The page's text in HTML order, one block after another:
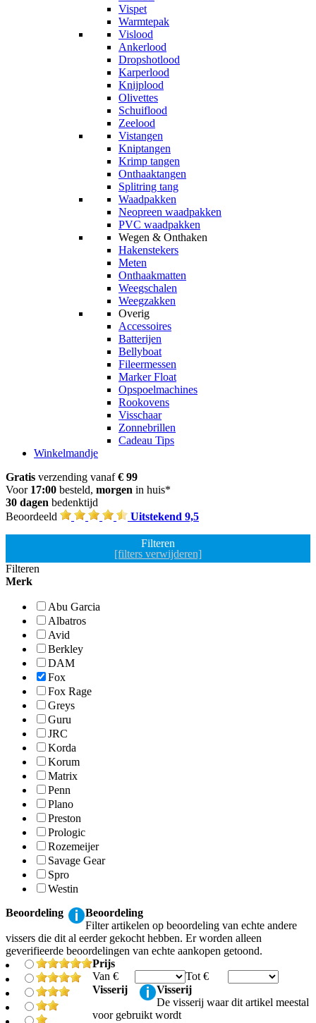
Vispet
Warmtepak
Vislood
Ankerlood
Dropshotlood
Karperlood
Knijplood
Olivettes
Schuiflood
Zeelood
Vistangen
Kniptangen
Krimp tangen
Onthaaktangen
Splitring tang
Waadpakken
Neopreen waadpakken
PVC waadpakken
Wegen & Onthaken
Hakenstekers
Meten
Onthaakmatten
Weegschalen
Weegzakken
Overig
Accessoires
Batterijen
Bellyboat
Fileermessen
Marker Float
Opspoelmachines
Rookovens
Visschaar
Zonnebrillen
Cadeau Tips
Winkelmandje
Gratis verzending vanaf€ 99
Voor 17:00 besteld, morgen in huis*
30 dagen bedenktijd
Beoordeeld
Uitstekend 9,5
Filteren
[filters verwijderen]
Filteren
Merk
Abu Garcia
Albatros
Avid
Berkley
DAM
Fox
Fox Rage
Greys
Guru
JRC
Korda
Korum
Matrix
Penn
Plano
Preston
Prologic
Rozemeijer
Savage Gear
Spro
Westin
Beoordeling
Beoordeling
Filter artikelen op beoordeling van echte andere
vissers die dit al eerder gekocht hebben. Er worden alleen
geverifieerde beoordelingen van echte aankopen getoond.
Prijs
Van €
Tot €
Visserij
Visserij
De visserij waar dit artikel meestal
voor gebruikt wordt